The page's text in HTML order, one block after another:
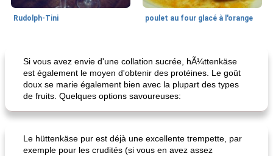
Rudolph-Tini poulet au four glacé à l'orange
Si vous avez envie d'une collation sucrée, hÃ¼ttenkäse
est également le moyen d'obtenir des protéines. Le goût
doux se marie également bien avec la plupart des types
de fruits. Quelques options savoureuses:
Le hüttenkäse pur est déjà une excellente trempette, par
exemple pour les crudités (si vous en avez assez